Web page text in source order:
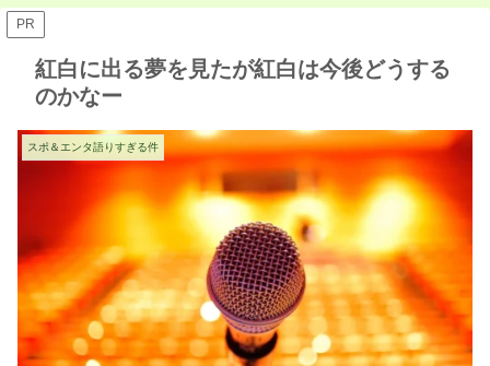
PR
紅白に出る夢を見たが紅白は今後どうする
のかなー
スポ＆エンタ語りすぎる件